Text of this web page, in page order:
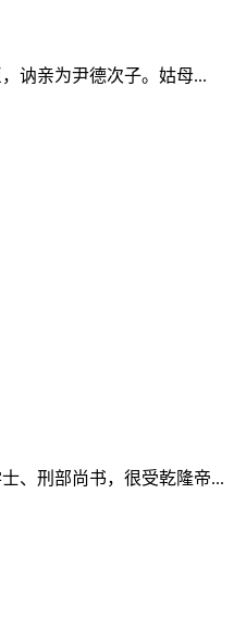
讷亲为尹德次子。姑母...
、刑部尚书，很受乾隆帝...